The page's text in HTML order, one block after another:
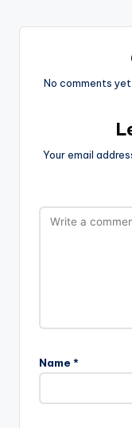
No comments
Your email
Name *